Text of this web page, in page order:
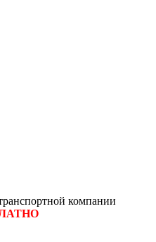
компании